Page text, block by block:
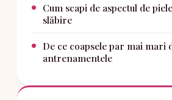
Cum scapi de aspectul de
slăbire
De ce coapsele par mai mari
antrenamentele